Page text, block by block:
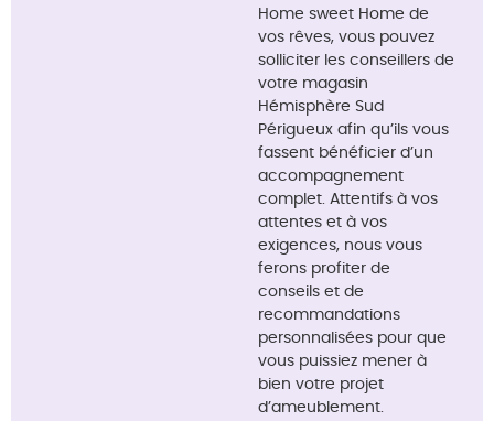
Home sweet Home de
vos rêves, vous pouvez
solliciter les conseillers de
votre magasin
Hémisphère Sud
Périgueux afin qu’ils vous
fassent bénéficier d’un
accompagnement
complet. Attentifs à vos
attentes et à vos
exigences, nous vous
ferons profiter de
conseils et de
recommandations
personnalisées pour que
vous puissiez mener à
bien votre projet
d’ameublement.